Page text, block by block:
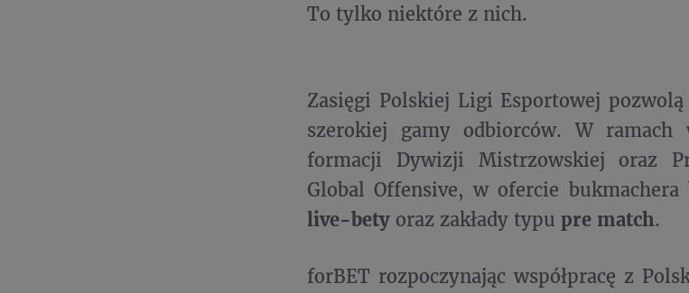
To tylko niektóre z nich.
Zasięgi Polskiej Ligi Esportowej
szerokiej gamy odbiorców. W ramach
formacji Dywizji Mistrzowskiej oraz
Global Offensive, w ofercie
live-bety oraz zakłady typu pre match.
forBET rozpoczynając współpracę z